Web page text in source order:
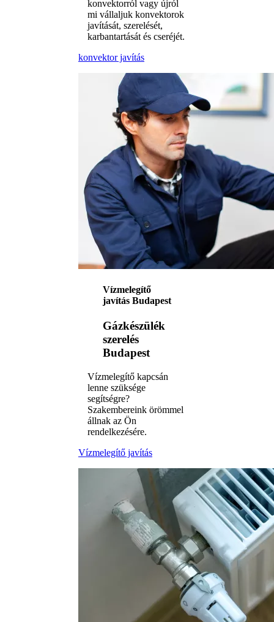
konvektorról vagy újról
mi vállaljuk konvektorok
javítását, szerelését,
karbantartását és cseréjét.
konvektor javítás
Vízmelegítő
javítás Budapest
Gázkészülék
szerelés
Budapest
Vízmelegítő kapcsán
lenne szüksége
segítségre?
Szakembereink örömmel
állnak az Ön
rendelkezésére.
Vízmelegítő javítás